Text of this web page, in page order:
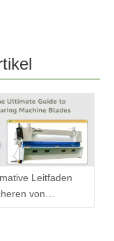
Leitfaden
von